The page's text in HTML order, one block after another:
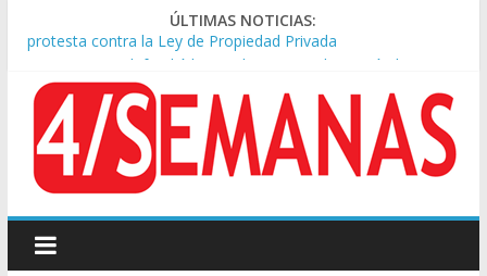
ÚLTIMAS NOTICIAS:
Sturzenegger defendió la Ley de Tierras y lamentó el retiro
Sáenz endurece su postura: rechaza cambios en Manejo del
Fuego y defiende la Ley de Tierras
Tormentas severas y fuertes ráfagas de viento: alerta del
Servicio Meteorológico
Los alquileres de departamentos en la CABA aumentaron
1,6% en julio
Represión frente al Congreso: tres detenidos durante la
protesta contra la Ley de Propiedad Privada